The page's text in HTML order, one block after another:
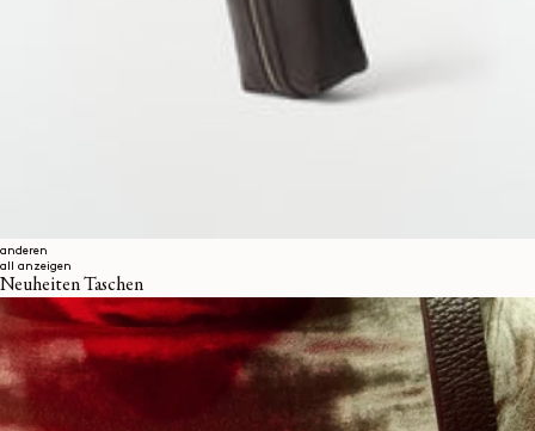
anderen
all anzeigen
Neuheiten Taschen